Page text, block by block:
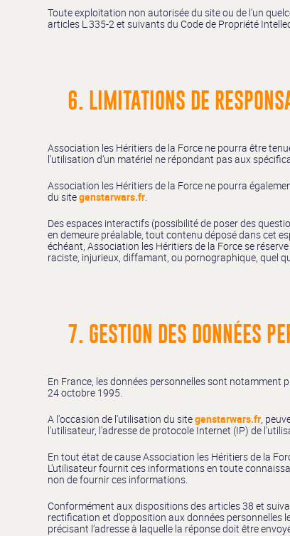
Toute exploitation non autorisée du site ou de l’un
articles L.335-2 et suivants du Code de Propriété
6. LIMITATIONS DE
Association les Héritiers de la Force ne pourra être
l’utilisation d’un matériel ne répondant pas aux
Association les Héritiers de la Force ne pourra
du sitegenstarwars.fr.
Des espaces interactifs (possibilité de poser des
en demeure préalable, tout contenu déposé dans cet
échéant, Association les Héritiers de la Force se
raciste, injurieux, diffamant, ou pornographique, quel
7. GESTION DES DONNÉES
En France, les données personnelles sont notamment
24 octobre 1995.
A l'occasion de l'utilisation du sitegenstarwars.fr,
l'utilisateur, l'adresse de protocole Internet (IP) de
En tout état de cause Association les Héritiers de la
L'utilisateur fournit ces informations en toute
non de fournir ces informations.
Conformément aux dispositions des articles 38 et
rectification et d’opposition aux données personnelles
précisant l’adresse à laquelle la réponse doit être